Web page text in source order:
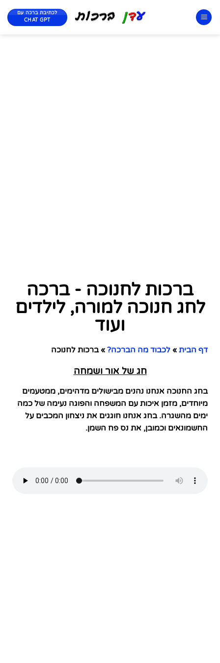
לכתיבת ברכה עם
CHAT GPT
ברכות לחנוכה - ברכה
לחג חנוכה למורה, לילדים
ועוד
דף הבית » לכבוד מה הברכה? » ברכות לחנוכה
חג של אור ושמחה
בחג החנוכה אנחנו נהנים מבישולים מדהימים, ממטעמים
מיוחדים, מזמן איכות עם המשפחה והפוגה נעימה של כמה
ימים מהשגרה. בחג אנחנו חוגגים את ניצחון המכבים על
החשמונאים וכמובן, את נס פח השמן.